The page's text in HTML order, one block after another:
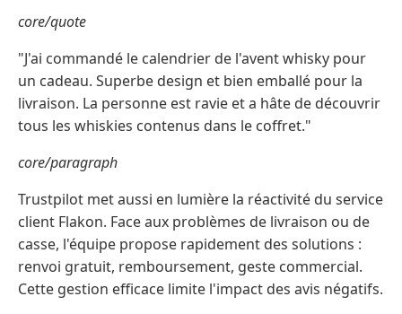
core/quote
"J'ai commandé le calendrier de l'avent whisky pour
un cadeau. Superbe design et bien emballé pour la
livraison. La personne est ravie et a hâte de découvrir
tous les whiskies contenus dans le coffret."
core/paragraph
Trustpilot met aussi en lumière la réactivité du service
client Flakon. Face aux problèmes de livraison ou de
casse, l'équipe propose rapidement des solutions :
renvoi gratuit, remboursement, geste commercial.
Cette gestion efficace limite l'impact des avis négatifs.